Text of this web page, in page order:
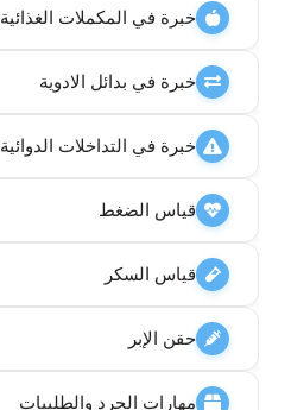
خبرة في المكملات الغذائية
خبرة في بدائل الادوية
خبرة في التداخلات الدوائية
قياس الضغط
قياس السكر
حقن الإبر
مهارات الجرد والطلبيات